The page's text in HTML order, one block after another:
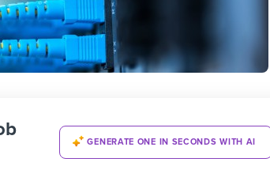
GENERATE ONE IN SECONDS WITH AI